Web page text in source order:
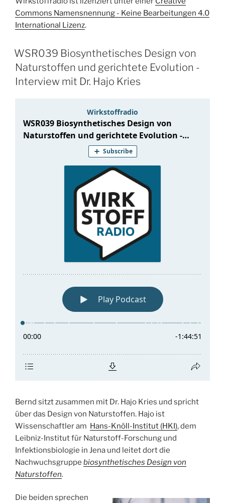
Commons Namensnennung - Keine Bearbeitungen 4.0
International Lizenz.
WSR039 Biosynthetisches Design von
Naturstoffen und gerichtete Evolution -
Interview mit Dr. Hajo Kries
Bernd sitzt zusammen mit Dr. Hajo Kries und spricht
über das Design von Naturstoffen. Hajo ist
Wissenschaftler am Hans-Knöll-Institut (HKI), dem
Leibniz-Institut für Naturstoff-Forschung und
Infektionsbiologie in Jena und leitet dort die
Nachwuchsgruppe biosynthetisches Design von
Naturstoffen.
Die beiden sprechen